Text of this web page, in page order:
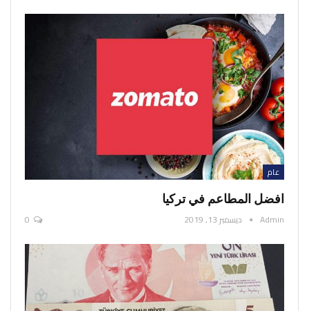
عام
افضل المطاعم في تركيا
Admin ديسمبر 13, 2019